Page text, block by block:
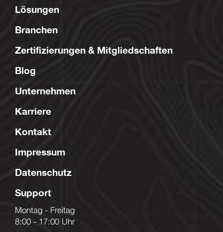
Lösungen
Branchen
Zertifizierungen & Mitgliedschaften
Blog
Unternehmen
Karriere
Kontakt
Impressum
Datenschutz
Support
Montag - Freitag
8:00 - 17:00 Uhr